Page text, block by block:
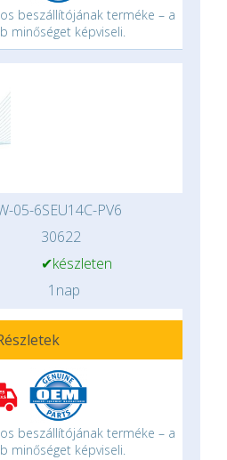
beszállítójának terméke – a
minőséget képviseli.
05-6SEU14C-PV6
30622
✔készleten
1nap
beszállítójának terméke – a
minőséget képviseli.